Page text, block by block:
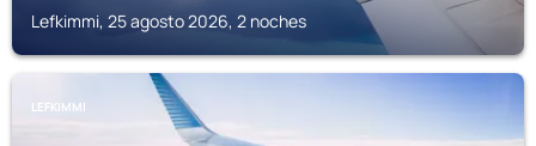
Lefkimmi, 25 agosto 2026, 2 noches
LEFKIMMI